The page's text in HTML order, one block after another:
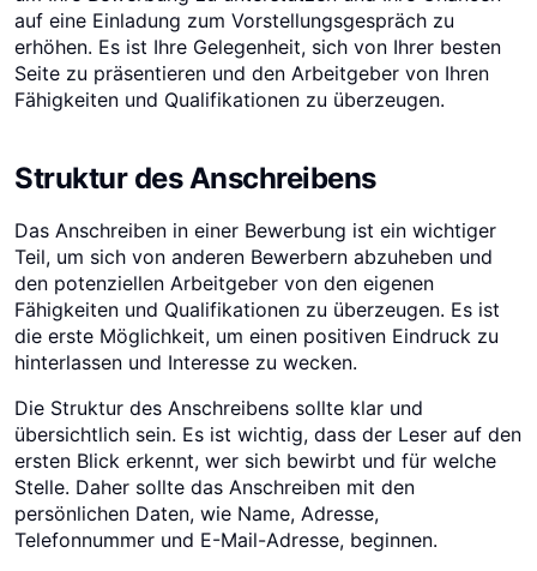
auf eine Einladung zum Vorstellungsgespräch zu
erhöhen. Es ist Ihre Gelegenheit, sich von Ihrer besten
Seite zu präsentieren und den Arbeitgeber von Ihren
Fähigkeiten und Qualifikationen zu überzeugen.
Struktur des Anschreibens
Das Anschreiben in einer Bewerbung ist ein wichtiger
Teil, um sich von anderen Bewerbern abzuheben und
den potenziellen Arbeitgeber von den eigenen
Fähigkeiten und Qualifikationen zu überzeugen. Es ist
die erste Möglichkeit, um einen positiven Eindruck zu
hinterlassen und Interesse zu wecken.
Die Struktur des Anschreibens sollte klar und
übersichtlich sein. Es ist wichtig, dass der Leser auf den
ersten Blick erkennt, wer sich bewirbt und für welche
Stelle. Daher sollte das Anschreiben mit den
persönlichen Daten, wie Name, Adresse,
Telefonnummer und E-Mail-Adresse, beginnen.